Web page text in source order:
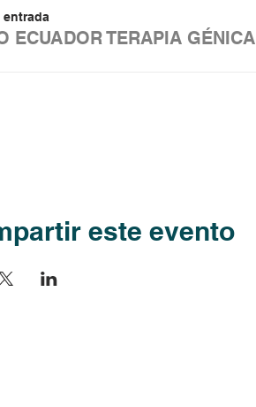
ECUADOR TERAPIA GÉNICA
este evento